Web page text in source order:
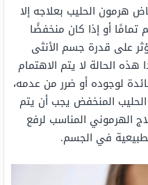
هرمون الحليب بعلاجه إلا
أو إذا كان منخفضًا
على قدرة جسم الأنثى
الحالة لا يتم الاهتمام
لوجوده أو ضرر من عدمه،
المنخفض يجب أن يتم
الهرموني المناسب لرفع
في الجسم.